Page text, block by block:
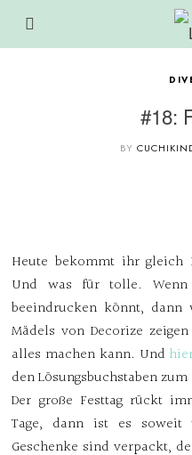
#18:
BY
Heute bekommt ihr gleich
Und was für tolle.
beeindrucken könnt,
Mädels von Decorize
alles machen kann. Und
den Lösungsbuchstaben zum
Der große Festtag rückt
Tage, dann ist es soweit
Geschenke sind verpackt,